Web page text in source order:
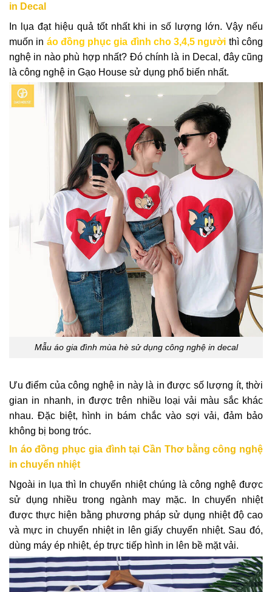
in Decal
In lụa đạt hiệu quả tốt nhất khi in số lượng lớn. Vậy nếu
muốn in áo đồng phục gia đình cho 3,4,5 người thì công
nghệ in nào phù hợp nhất? Đó chính là in Decal, đây cũng
là công nghệ in Gạo House sử dụng phổ biến nhất.
Mẫu áo gia đình mùa hè sử dụng công nghệ in decal
Ưu điểm của công nghệ in này là in được số lượng ít, thời
gian in nhanh, in được trên nhiều loại vải màu sắc khác
nhau. Đặc biệt, hình in bám chắc vào sợi vải, đảm bảo
không bị bong tróc.
In áo đồng phục gia đình tại Cần Thơ bằng công nghệ
in chuyển nhiệt
Ngoài in lụa thì In chuyển nhiệt chúng là công nghệ được
sử dụng nhiều trong ngành may mặc. In chuyển nhiệt
được thực hiện bằng phương pháp sử dụng nhiệt độ cao
và mực in chuyển nhiệt in lên giấy chuyển nhiệt. Sau đó,
dùng máy ép nhiệt, ép trực tiếp hình in lên bề mặt vải.